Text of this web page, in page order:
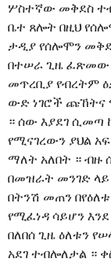
ሦስተኛው መቅደስ
ቤተ ጸሎት በዚህ
ታዲያ የሰሎሞን
በተሠራ ጊዜ ፈጽመው
መጥረቢያ የብረትም
ውድ ነገሮች ጩኸትና
። ሰው እያደገ
የሚናገረውን ያህል
ማለት አለበት ። ብዙ
በመዝራት መንገድ
በትንሽ መጠን
የሚፈነዳ ሳይሆን
በለበሰ ጊዜ ዕለቱን
አደገ ተብሎለታል ።